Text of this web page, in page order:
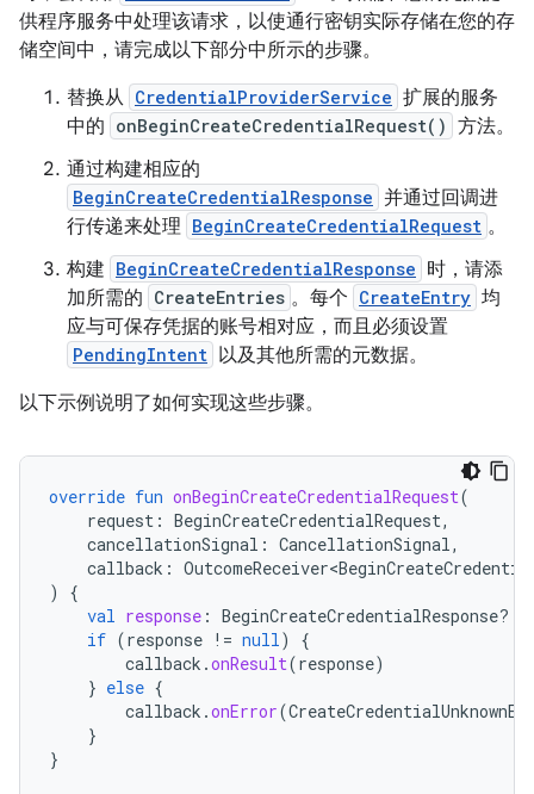
供程序服务中处理该请求，以使通行密钥实际存储在您的存
储空间中，请完成以下部分中所示的步骤。
替换从 CredentialProviderService 扩展的服务
中的 onBeginCreateCredentialRequest() 方法。
通过构建相应的
BeginCreateCredentialResponse 并通过回调进
行传递来处理 BeginCreateCredentialRequest 。
构建 BeginCreateCredentialResponse 时，请添
加所需的 CreateEntries 。每个 CreateEntry 均
应与可保存凭据的账号相对应，而且必须设置
PendingIntent 以及其他所需的元数据。
以下示例说明了如何实现这些步骤。
override fun onBeginCreateCredentialRequest(
request : BeginCreateCredentialRequest,
cancellationSignal : CancellationSignal,
callback :
)
{
val response : BeginCreateCredentialResponse?
if (response != null)
{
callback .onResult(response)
} else {
callback .onError(
}
}